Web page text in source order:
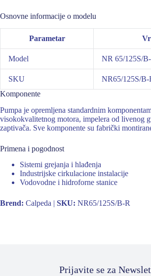
Osnovne informacije o modelu
Parametar
Model NR 65/125S/
SKU
NR65/125S/B-
Komponente
Pumpa je opremljena standardnim
visokokvalitetnog motora, impelera od livenog
zaptivača. Sve komponente su fabrički
Primena i pogodnost
Sistemi grejanja i hlađenja
Industrijske cirkulacione instalacije
Vodovodne i hidroforne stanice
Brend: Calpeda | SKU: NR65/125S/B-R
Prijavite se za